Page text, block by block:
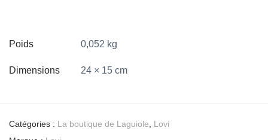
Poids 0,052 kg
Dimensions 24 × 15 cm
Catégories : La boutique de Laguiole
Lovi